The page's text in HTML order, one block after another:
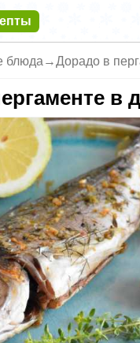
блюда →Дорадо в
в